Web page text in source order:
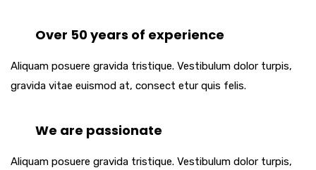
Over 50 years of experience
Aliquam posuere gravida tristique. Vestibulum dolor turpis,
gravida vitae euismod at, consect etur quis felis.
We are passionate
Aliquam posuere gravida tristique. Vestibulum dolor turpis,